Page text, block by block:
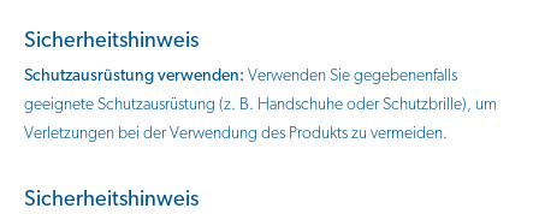
Sicherheitshinweis
Schutzausrüstung verwenden: Verwenden Sie gegebenenfalls
geeignete Schutzausrüstung (z. B. Handschuhe oder Schutzbrille), um
Verletzungen bei der Verwendung des Produkts zu vermeiden.
Sicherheitshinweis